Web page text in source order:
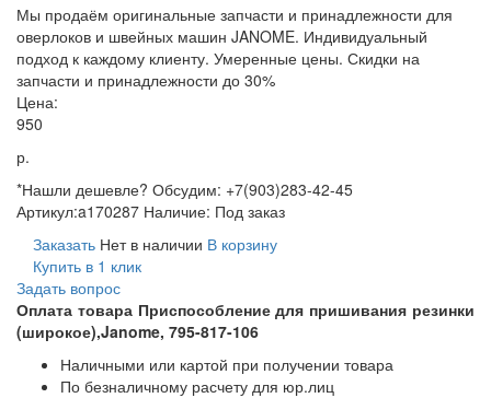
Мы продаём оригинальные запчасти и принадлежности для
оверлоков и швейных машин JANOME. Индивидуальный
подход к каждому клиенту. Умеренные цены. Скидки на
запчасти и принадлежности до 30%
Цена:
950
р.
*Нашли дешевле? Обсудим: +7(903)283-42-45
Артикул:a170287 Наличие: Под заказ
Заказать Нет в наличии В корзину
Купить в 1 клик
Задать вопрос
Оплата товара Приспособление для пришивания резинки
(широкое),Janome, 795-817-106
Наличными или картой при получении товара
По безналичному расчету для юр.лиц